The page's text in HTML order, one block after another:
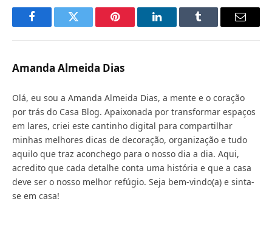
FacebookTwitter Pinterest LinkedInTumblr Email
Amanda Almeida Dias
Olá, eu sou a Amanda Almeida Dias, a mente e o coração
por trás do Casa Blog. Apaixonada por transformar espaços
em lares, criei este cantinho digital para compartilhar
minhas melhores dicas de decoração, organização e tudo
aquilo que traz aconchego para o nosso dia a dia. Aqui,
acredito que cada detalhe conta uma história e que a casa
deve ser o nosso melhor refúgio. Seja bem-vindo(a) e sinta-
se em casa!